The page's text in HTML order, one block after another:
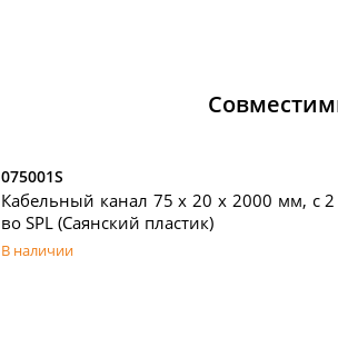
075001S
Кабельный канал 75 х 20 x 2000 мм, с
во SPL (Саянский пластик)
В наличии